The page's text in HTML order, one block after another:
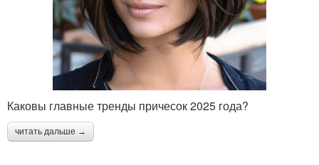
Каковы главные тренды причесок 2025 года?
читать дальше →